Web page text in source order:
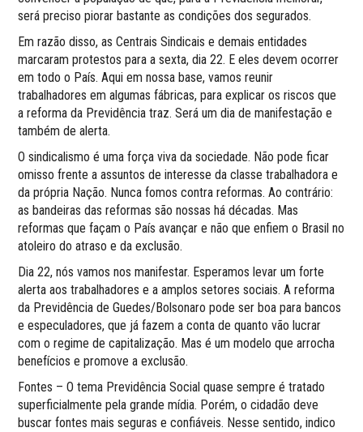
será preciso piorar bastante as condições dos segurados.
Em razão disso, as Centrais Sindicais e demais entidades
marcaram protestos para a sexta, dia 22. E eles devem ocorrer
em todo o País. Aqui em nossa base, vamos reunir
trabalhadores em algumas fábricas, para explicar os riscos que
a reforma da Previdência traz. Será um dia de manifestação e
também de alerta.
O sindicalismo é uma força viva da sociedade. Não pode ficar
omisso frente a assuntos de interesse da classe trabalhadora e
da própria Nação. Nunca fomos contra reformas. Ao contrário:
as bandeiras das reformas são nossas há décadas. Mas
reformas que façam o País avançar e não que enfiem o Brasil no
atoleiro do atraso e da exclusão.
Dia 22, nós vamos nos manifestar. Esperamos levar um forte
alerta aos trabalhadores e a amplos setores sociais. A reforma
da Previdência de Guedes/Bolsonaro pode ser boa para bancos
e especuladores, que já fazem a conta de quanto vão lucrar
com o regime de capitalização. Mas é um modelo que arrocha
benefícios e promove a exclusão.
Fontes – O tema Previdência Social quase sempre é tratado
superficialmente pela grande mídia. Porém, o cidadão deve
buscar fontes mais seguras e confiáveis. Nesse sentido, indico